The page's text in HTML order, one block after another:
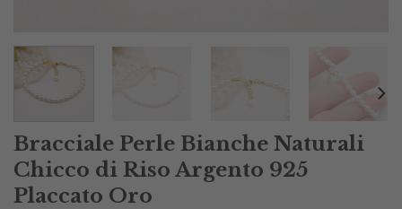
Bracciale Perle Bianche Naturali
Chicco di Riso Argento 925
Placcato Oro